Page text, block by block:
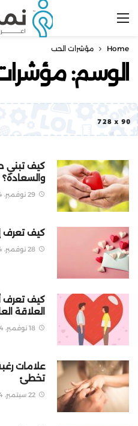
Home مؤشرات الحب
الوسم:
كيف تبني
والسعادة؟
29 نوفمبر، 2024
كيف تعرف
28 نوفمبر، 2024
كيف تعرف
العلاقة
18 نوفمبر، 2024
علامات
تخطئ
22 سبتمبر، 2024